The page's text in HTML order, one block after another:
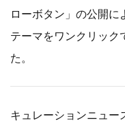
ローボタン」の公開に
テーマをワンクリック
た。
キュレーションニュー